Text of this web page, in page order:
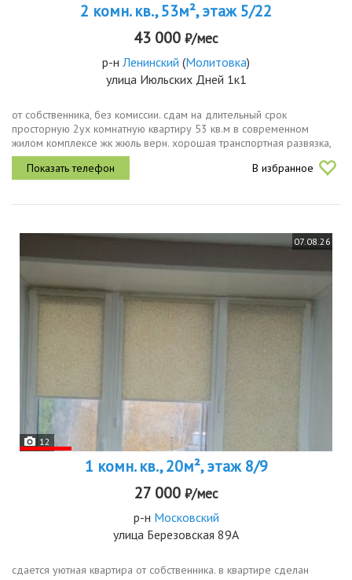
2 комн. кв., 53м², этаж 5/22
43 000 ₽/мес
р-н Ленинский (Молитовка)
улица Июльских Дней 1к1
от собственника, без комиссии. сдам на длительный срок
просторную 2ух комнатную квартиру 53 кв.м в современном
жилом комплексе жк жюль верн. хорошая транспортная развязка,
остановка в 2х минутах, а до станции метро 10 минут пешком. в
квартире есть...
В избранное
07.08.26
12
1 комн. кв., 20м², этаж 8/9
27 000 ₽/мес
р-н Московский
улица Березовская 89А
сдается уютная квартира от собственника. в квартире сделан